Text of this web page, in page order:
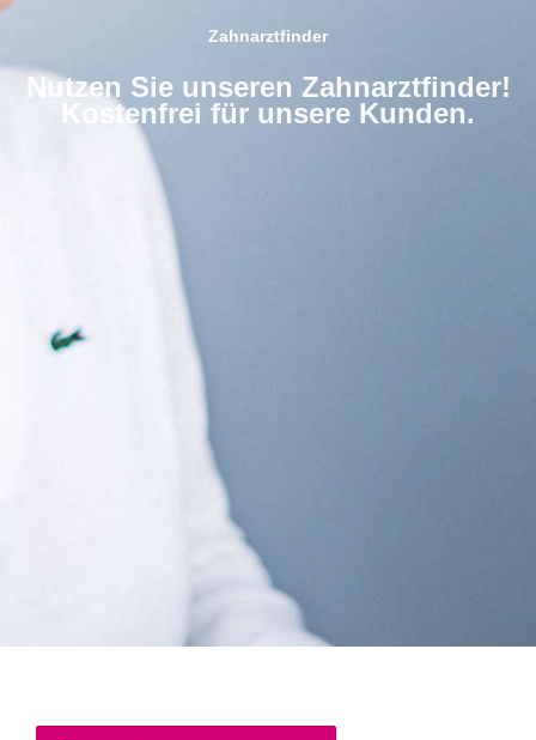
Zahnarztfinder
Nutzen Sie unseren Zahnarztfinder!
Kostenfrei für unsere Kunden.